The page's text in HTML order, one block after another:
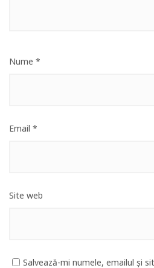
Nume *
Email *
Site web
Salvează-mi numele, emailul și